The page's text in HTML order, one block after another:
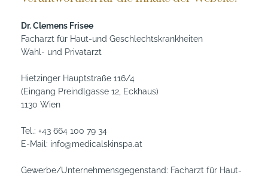
Dr. Clemens Frisee
Facharzt für Haut-und Geschlechtskrankheiten
Wahl- und Privatarzt
Hietzinger Hauptstraße 116/4
(Eingang Preindlgasse 12, Eckhaus)
1130 Wien
Tel.: +43 664 100 79 34
E-Mail: info@medicalskinspa.at
Gewerbe/Unternehmensgegenstand: Facharzt für Haut-